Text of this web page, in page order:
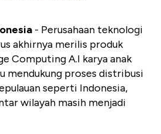
- Perusahaan teknologi
akhirnya merilis produk
Computing A.I karya anak
mendukung proses distribusi
seperti Indonesia,
wilayah masih menjadi